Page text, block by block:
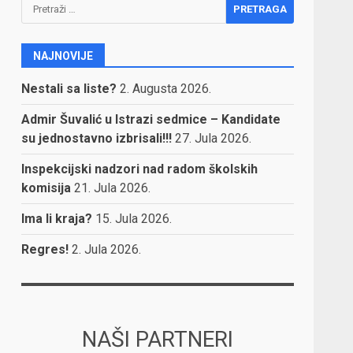
NAJNOVIJE
Nestali sa liste? 2. Augusta 2026.
Admir Šuvalić u Istrazi sedmice – Kandidate
su jednostavno izbrisali!!! 27. Jula 2026.
Inspekcijski nadzori nad radom školskih
komisija 21. Jula 2026.
Ima li kraja? 15. Jula 2026.
Regres! 2. Jula 2026.
NAŠI PARTNERI